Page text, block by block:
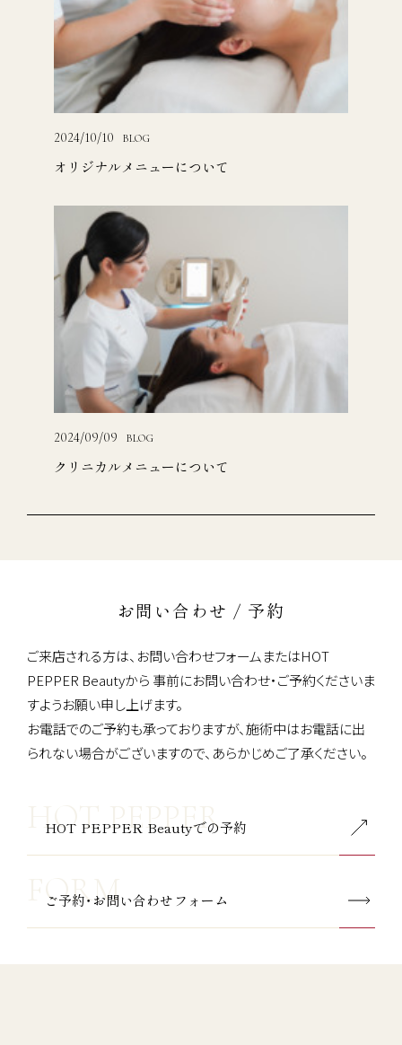
2024/10/10 BLOG
オリジナルメニューについて
2024/09/09 BLOG
クリニカルメニューについて
お問い合わせ / 予約
ご来店される方は、お問い合わせフォームまたはHOT
PEPPER Beautyから 事前にお問い合わせ・ご予約くださいま
すようお願い申し上げます。
お電話でのご予約も承っておりますが、施術中はお電話に出
られない場合がございますので、あらかじめご了承ください。
HOT PEPPER Beautyでの予約
ご予約・お問い合わせフォーム